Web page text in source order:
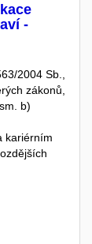
-
2004 Sb.,
zákonů,
b)
kariérním